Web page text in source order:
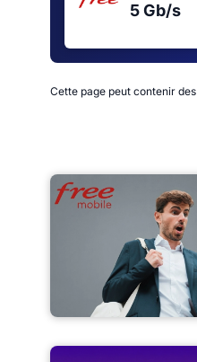
5 Gb/s
Cette page peut contenir